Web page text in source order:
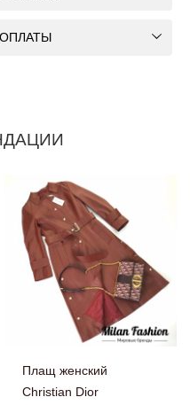
Плащ женский
Christian Dior